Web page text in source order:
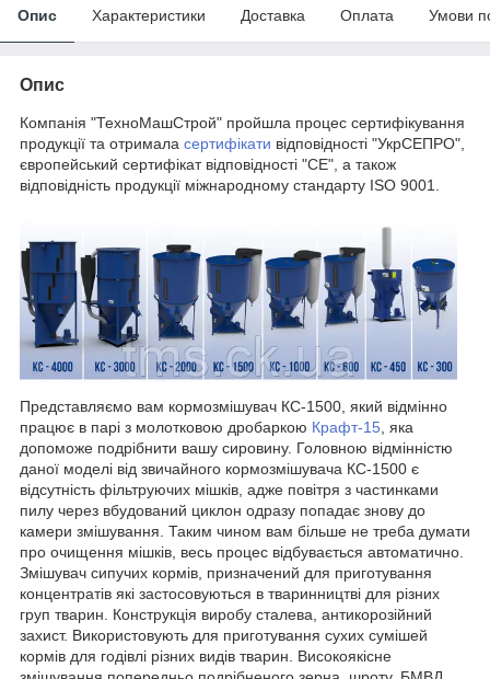
Опис Характеристики Доставка Оплата Умови
Опис
Компанія "ТехноМашСтрой" пройшла процес сертифікування
продукції та отримала сертифікати відповідності "УкрСЕПРО",
європейський сертифікат відповідності "СЕ", а також
відповідність продукції міжнародному стандарту ISO 9001.
Представляємо вам кормозмішувач КС-1500, який відмінно
працює в парі з молотковою дробаркою Крафт-15 , яка
допоможе подрібнити вашу сировину. Головною відмінністю
даної моделі від звичайного кормозмішувача КС-1500 є
відсутність фільтруючих мішків, адже повітря з частинками
пилу через вбудований циклон одразу попадає знову до
камери змішування. Таким чином вам більше не треба думати
про очищення мішків, весь процес відбувається автоматично.
Змішувач сипучих кормів, призначений для приготування
концентратів які застосовуються в тваринництві для різних
груп тварин. Конструкція виробу сталева, антикорозійний
захист. Використовують для приготування сухих сумішей
кормів для годівлі різних видів тварин. Високоякісне